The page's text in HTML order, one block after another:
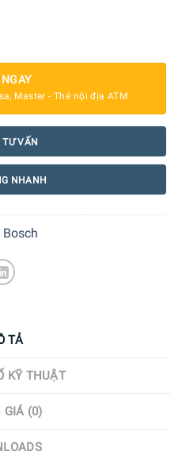
8 kg WTH85V0GPL Serie 4 số
Master - Thẻ nội địa ATM
TƯ VẤN
NHANH
TẢ
KỸ THUẬT
(0)